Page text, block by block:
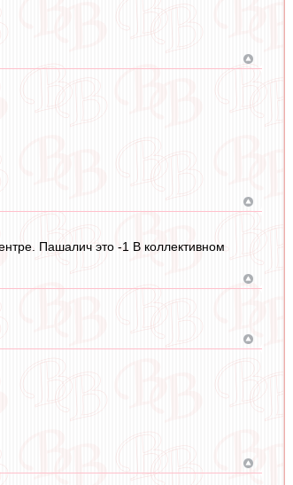
Пашалич это -1 В коллективном